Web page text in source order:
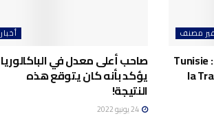
غير مصنف
Tunisie
la
أخبار
صاحب أعلى معدل في الباكالوريا
يؤكد بأنه كان يتوقع هذه
النتيجة!